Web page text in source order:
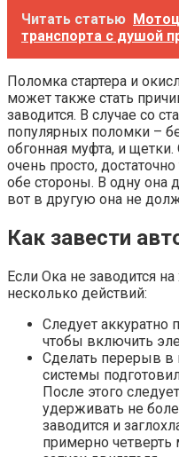
Читать статью
транспорта с душой
Поломка стартера и
может также стать
заводится. В случае со
популярных поломки –
обгонная муфта, и
очень просто,
обе стороны. В одну она
вот в другую она не
Как завести
Если Ока не заводится
несколько действий:
Следует аккуратно
чтобы включить
Сделать перерыв в
системы
После этого
удерживать не
заводится и
примерно четверть